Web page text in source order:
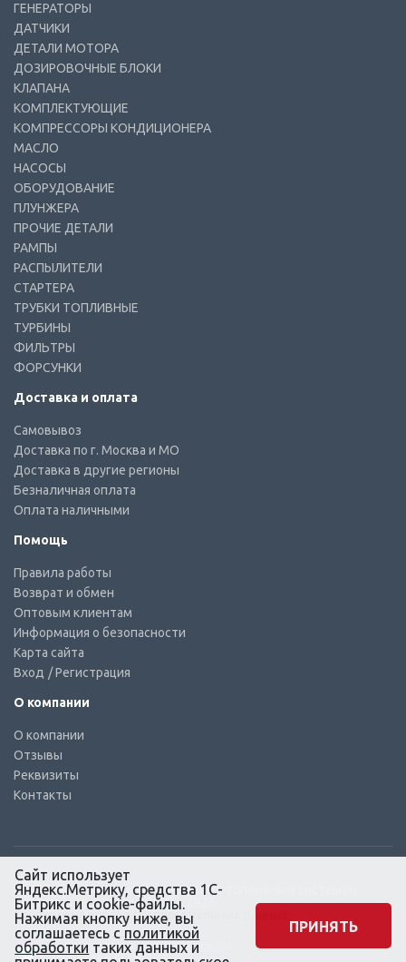
ГЕНЕРАТОРЫ
ДАТЧИКИ
ДЕТАЛИ МОТОРА
ДОЗИРОВОЧНЫЕ БЛОКИ
КЛАПАНА
КОМПЛЕКТУЮЩИЕ
КОМПРЕССОРЫ КОНДИЦИОНЕРА
МАСЛО
НАСОСЫ
ОБОРУДОВАНИЕ
ПЛУНЖЕРА
ПРОЧИЕ ДЕТАЛИ
РАМПЫ
РАСПЫЛИТЕЛИ
СТАРТЕРА
ТРУБКИ ТОПЛИВНЫЕ
ТУРБИНЫ
ФИЛЬТРЫ
ФОРСУНКИ
Доставка и оплата
Самовывоз
Доставка по г. Москва и МО
Доставка в другие регионы
Безналичная оплата
Оплата наличными
Помощь
Правила работы
Возврат и обмен
Оптовым клиентам
Информация о безопасности
Карта сайта
Вход / Регистрация
О компании
О компании
Отзывы
Реквизиты
Контакты
© КТС-Дизель – Комплектующие к топливным системам
Все права защищены, 2003 – 2025
Согласие на обработку персональных данных
Сайт создан в маркетинговом
агентстве KLUEV.BZ
Сайт использует
Яндекс.Метрику, средства 1С-
Битрикс и cookie-файлы.
Нажимая кнопку ниже, вы
соглашаетесь с политикой
обработки таких данных и
ПРИНЯТЬ